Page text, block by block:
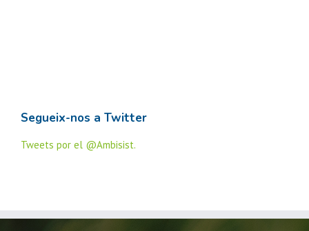
Segueix-nos a Twitter
Tweets por el @Ambisist.